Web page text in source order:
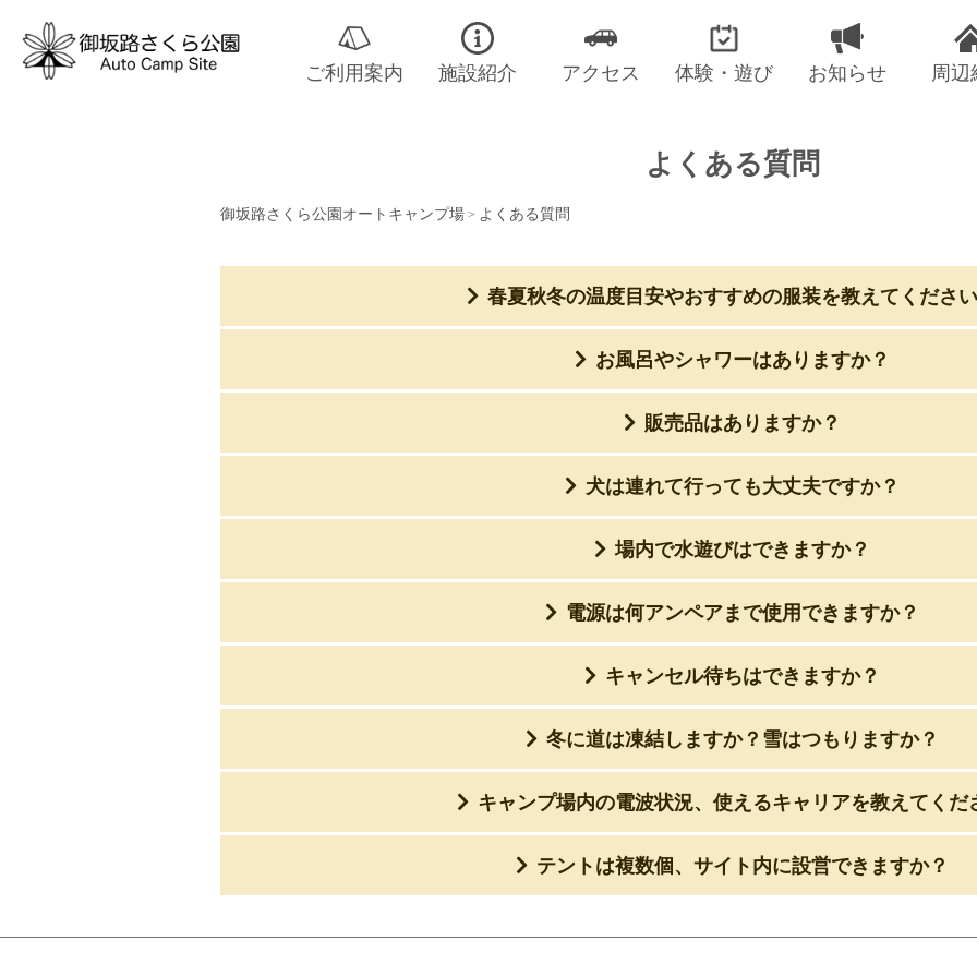
ご利用案内 施設紹介 アクセス 体験・遊び お知らせ 周辺
よくある質問
御坂路さくら公園オートキャンプ場> よくある質問
春夏秋冬の温度目安やおすすめの服装を教えてくださ
お風呂やシャワーはありますか？
販売品はありますか？
犬は連れて行っても大丈夫ですか？
場内で水遊びはできますか？
電源は何アンペアまで使用できますか？
キャンセル待ちはできますか？
冬に道は凍結しますか？雪はつもりますか？
キャンプ場内の電波状況、使えるキャリアを教えてくだ
テントは複数個、サイト内に設営できますか？